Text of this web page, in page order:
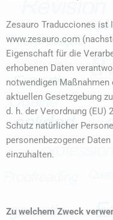
Zesauro Traducciones ist
www.zesauro.com
Eigenschaft für die
erhobenen Daten
notwendigen
aktuellen Gesetzgebung
d. h. der Verordnung (EU)
Schutz natürlicher
personenbezogener
einzuhalten.
Zu welchem Zweck